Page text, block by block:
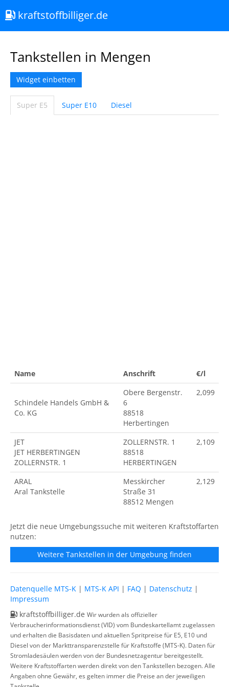
kraftstoffbilliger.de
Tankstellen in Mengen
Widget einbetten
Super E5 Super E10 Diesel
Name Anschrift €/l
Schindele Handels GmbH &
Co. KG
Obere Bergenstr.
6
88518
Herbertingen
2,099
JET
JET HERBERTINGEN
ZOLLERNSTR. 1
ZOLLERNSTR. 1
88518
HERBERTINGEN
2,109
ARAL
Aral Tankstelle
Messkircher
Straße 31
88512 Mengen
2,129
Jetzt die neue Umgebungssuche mit weiteren Kraftstoffarten
nutzen:
Weitere Tankstellen in der Umgebung finden
Datenquelle MTS-K | MTS-K API | FAQ | Datenschutz |
Impressum
kraftstoffbilliger.de Wir wurden als offizieller
Verbraucherinformationsdienst (VID) vom Bundeskartellamt zugelassen
und erhalten die Basisdaten und aktuellen Spritpreise für E5, E10 und
Diesel von der Markttransparenzstelle für Kraftstoffe (MTS-K). Daten für
Stromladesäulen werden von der Bundesnetzagentur bereitgestellt.
Weitere Kraftstoffarten werden direkt von den Tankstellen bezogen. Alle
Angaben ohne Gewähr, es gelten immer die Preise an der jeweiligen